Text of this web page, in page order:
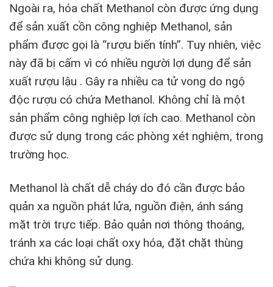
Ngoài ra, hóa chất Methanol còn được ứng dụng
để sản xuất cồn công nghiệp Methanol, sản
phẩm được gọi là “rượu biến tính”. Tuy nhiên, việc
này đã bị cấm vì có nhiều người lợi dụng để sản
xuất rượu lậu . Gây ra nhiều ca tử vong do ngộ
độc rượu có chứa Methanol. Không chỉ là một
sản phẩm công nghiệp lợi ích cao. Methanol còn
được sử dụng trong các phòng xét nghiệm, trong
trường học.
Methanol là chất dễ cháy do đó cần được bảo
quản xa nguồn phát lửa, nguồn điện, ánh sáng
mặt trời trực tiếp. Bảo quản nơi thông thoáng,
tránh xa các loại chất oxy hóa, đặt chặt thùng
chứa khi không sử dụng.